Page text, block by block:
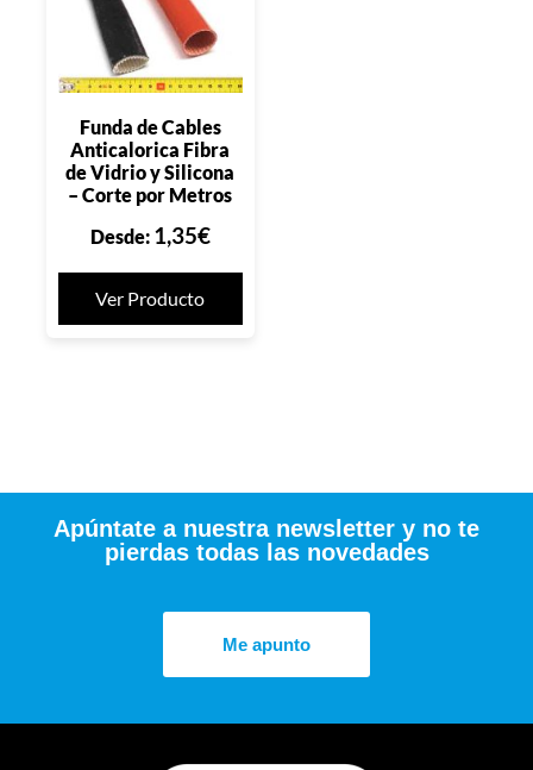
Funda de Cables
Anticalorica Fibra
de Vidrio y Silicona
– Corte por Metros
Desde: 1,35€
Ver Producto
Apúntate a nuestra newsletter y no te
pierdas todas las novedades
Me apunto